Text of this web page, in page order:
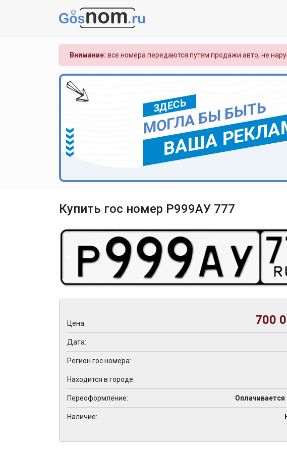
Внимание: все номера передаются путем продажи авто, не
ЗДЕСЬ
МОГЛА БЫ БЫТЬ
ВАША
Купить гос номер Р999АУ 777
Цена: 700
Дата:
Регион гос номера:
Находится в городе:
Переоформление:
Наличие: